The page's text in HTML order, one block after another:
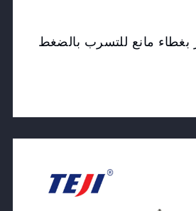
مانع للتسرب بالضغط